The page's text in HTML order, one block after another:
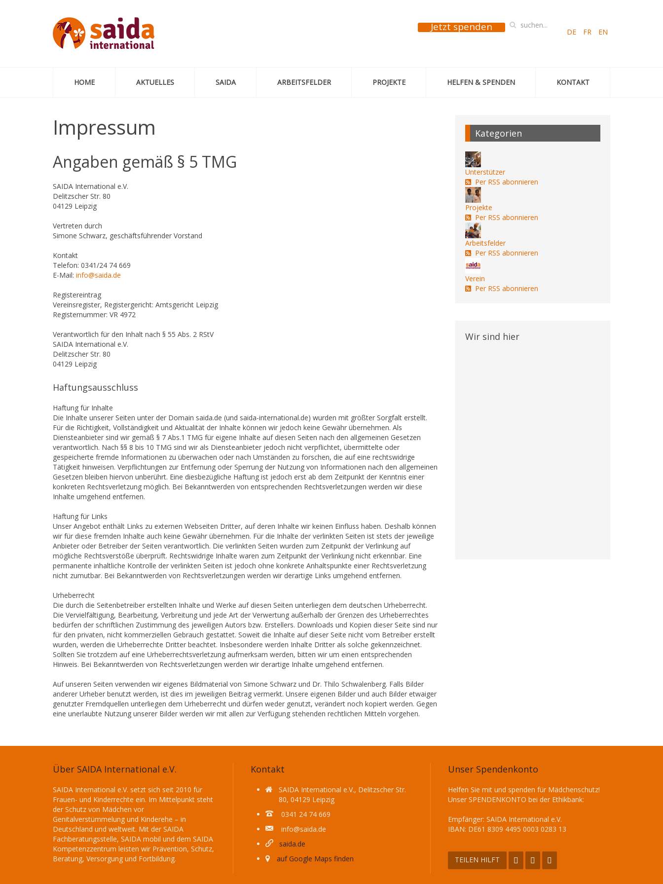
DE FR EN
Jetzt spenden
HOME AKTUELLES SAIDA ARBEITSFELDER PROJEKTE HELFEN & SPENDEN KONTAKT
Impressum
Angaben gemäß § 5 TMG
SAIDA International e.V.
Delitzscher Str. 80
04129 Leipzig
Vertreten durch
Simone Schwarz, geschäftsführender Vorstand
Kontakt
Telefon: 0341/24 74 669
E-Mail: info@saida.de
Registereintrag
Vereinsregister, Registergericht: Amtsgericht Leipzig
Registernummer: VR 4972
Verantwortlich für den Inhalt nach § 55 Abs. 2 RStV
SAIDA International e.V.
Delitzscher Str. 80
04129 Leipzig
Haftungsausschluss
Haftung für Inhalte
Die Inhalte unserer Seiten unter der Domain saida.de (und saida-international.de) wurden mit größter Sorgfalt erstellt.
Für die Richtigkeit, Vollständigkeit und Aktualität der Inhalte können wir jedoch keine Gewähr übernehmen. Als
Diensteanbieter sind wir gemäß § 7 Abs.1 TMG für eigene Inhalte auf diesen Seiten nach den allgemeinen Gesetzen
verantwortlich. Nach §§ 8 bis 10 TMG sind wir als Diensteanbieter jedoch nicht verpflichtet, übermittelte oder
gespeicherte fremde Informationen zu überwachen oder nach Umständen zu forschen, die auf eine rechtswidrige
Tätigkeit hinweisen. Verpflichtungen zur Entfernung oder Sperrung der Nutzung von Informationen nach den allgemeinen
Gesetzen bleiben hiervon unberührt. Eine diesbezügliche Haftung ist jedoch erst ab dem Zeitpunkt der Kenntnis einer
konkreten Rechtsverletzung möglich. Bei Bekanntwerden von entsprechenden Rechtsverletzungen werden wir diese
Inhalte umgehend entfernen.
Haftung für Links
Unser Angebot enthält Links zu externen Webseiten Dritter, auf deren Inhalte wir keinen Einfluss haben. Deshalb können
wir für diese fremden Inhalte auch keine Gewähr übernehmen. Für die Inhalte der verlinkten Seiten ist stets der jeweilige
Anbieter oder Betreiber der Seiten verantwortlich. Die verlinkten Seiten wurden zum Zeitpunkt der Verlinkung auf
mögliche Rechtsverstöße überprüft. Rechtswidrige Inhalte waren zum Zeitpunkt der Verlinkung nicht erkennbar. Eine
permanente inhaltliche Kontrolle der verlinkten Seiten ist jedoch ohne konkrete Anhaltspunkte einer Rechtsverletzung
nicht zumutbar. Bei Bekanntwerden von Rechtsverletzungen werden wir derartige Links umgehend entfernen.
Urheberrecht
Die durch die Seitenbetreiber erstellten Inhalte und Werke auf diesen Seiten unterliegen dem deutschen Urheberrecht.
Die Vervielfältigung, Bearbeitung, Verbreitung und jede Art der Verwertung außerhalb der Grenzen des Urheberrechtes
bedürfen der schriftlichen Zustimmung des jeweiligen Autors bzw. Erstellers. Downloads und Kopien dieser Seite sind nur
für den privaten, nicht kommerziellen Gebrauch gestattet. Soweit die Inhalte auf dieser Seite nicht vom Betreiber erstellt
wurden, werden die Urheberrechte Dritter beachtet. Insbesondere werden Inhalte Dritter als solche gekennzeichnet.
Sollten Sie trotzdem auf eine Urheberrechtsverletzung aufmerksam werden, bitten wir um einen entsprechenden
Hinweis. Bei Bekanntwerden von Rechtsverletzungen werden wir derartige Inhalte umgehend entfernen.
Auf unseren Seiten verwenden wir eigenes Bildmaterial von Simone Schwarz und Dr. Thilo Schwalenberg. Falls Bilder
anderer Urheber benutzt werden, ist dies im jeweiligen Beitrag vermerkt. Unsere eigenen Bilder und auch Bilder etwaiger
genutzter Fremdquellen unterliegen dem Urheberrecht und dürfen weder genutzt, verändert noch kopiert werden. Gegen
eine unerlaubte Nutzung unserer Bilder werden wir mit allen zur Verfügung stehenden rechtlichen Mitteln vorgehen.
Kategorien
Unterstützer
Per RSS abonnieren
Projekte
Per RSS abonnieren
Arbeitsfelder
Per RSS abonnieren
Verein
Per RSS abonnieren
Wir sind hier
Über SAIDA International e.V.
SAIDA International e.V. setzt sich seit 2010 für
Frauen- und Kinderrechte ein. Im Mittelpunkt steht
der Schutz von Mädchen vor
Genitalverstümmelung und Kinderehe – in
Deutschland und weltweit. Mit der SAIDA
Fachberatungsstelle, SAIDA mobil und dem SAIDA
Kompetenzzentrum leisten wir Prävention, Schutz,
Beratung, Versorgung und Fortbildung.
Kontakt
SAIDA International e.V., Delitzscher Str.
80, 04129 Leipzig
0341 24 74 669
info@saida.de
saida.de
auf Google Maps finden
Unser Spendenkonto
Helfen Sie mit und spenden für Mädchenschutz!
Unser SPENDENKONTO bei der Ethikbank:
Empfänger: SAIDA International e.V.
IBAN: DE61 8309 4495 0003 0283 13
TEILEN HILFT